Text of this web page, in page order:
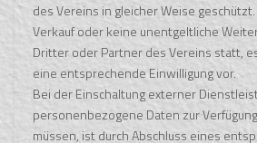
des Vereins in gleicher Weise
Verkauf oder keine unentgeltliche
Dritter oder Partner des Vereins statt,
eine entsprechende Einwilligung vor.
Bei der Einschaltung externer
personenbezogene Daten zur
müssen, ist durch Abschluss eines